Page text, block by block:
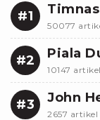
#1
50077
#2 Piala
10147 artikel
#3 John
2657 artikel